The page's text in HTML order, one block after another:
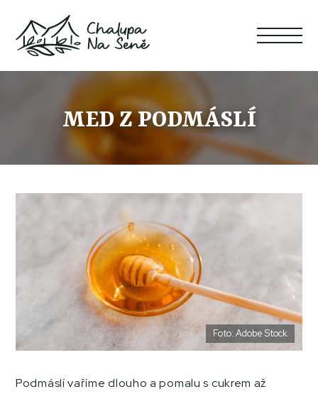
MED Z PODMÁSLÍ
Foto: Adobe Stock
Podmáslí vaříme dlouho a pomalu s cukrem až